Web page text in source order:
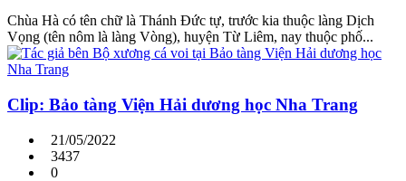
Chùa Hà có tên chữ là Thánh Đức tự, trước kia thuộc làng Dịch
Vọng (tên nôm là làng Vòng), huyện Từ Liêm, nay thuộc phố...
Clip: Bảo tàng Viện Hải dương học Nha Trang
21/05/2022
3437
0